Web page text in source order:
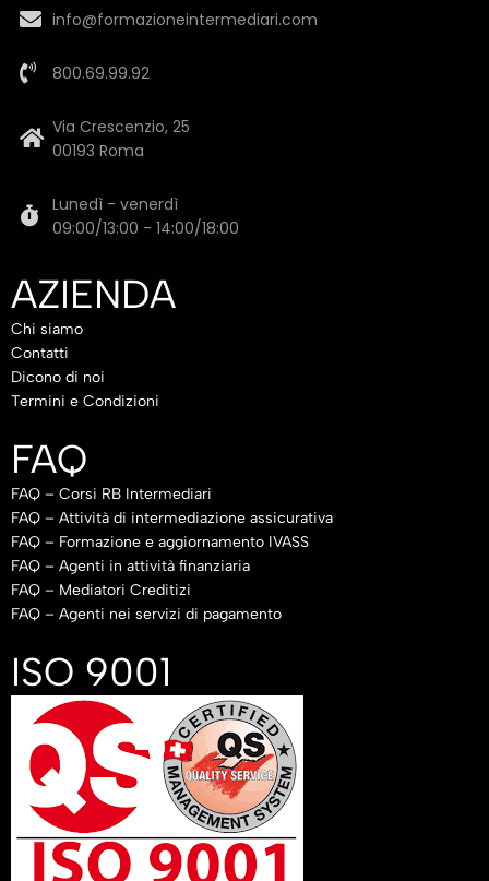
info@formazioneintermediari.com
800.69.99.92
Via Crescenzio, 25
00193 Roma
Lunedì - venerdì
09:00/13:00 - 14:00/18:00
AZIENDA
Chi siamo
Contatti
Dicono di noi
Termini e Condizioni
FAQ
FAQ – Corsi RB Intermediari
FAQ – Attività di intermediazione assicurativa
FAQ – Formazione e aggiornamento IVASS
FAQ – Agenti in attività finanziaria
FAQ – Mediatori Creditizi
FAQ – Agenti nei servizi di pagamento
ISO 9001